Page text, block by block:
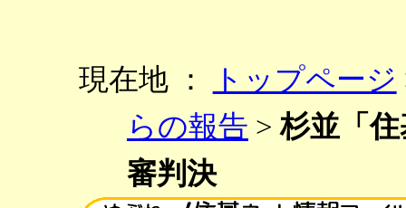
現在地 ： トップページ
らの報告 >杉並「
審判決